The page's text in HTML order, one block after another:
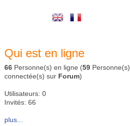
Qui est en ligne
66 Personne(s) en ligne (59 Personne(s)
connectée(s) sur Forum)
Utilisateurs: 0
Invités: 66
plus...